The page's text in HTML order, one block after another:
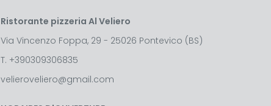
Ristorante pizzeria Al Veliero
Via Vincenzo Foppa, 29 - 25026 Pontevico (BS)
T. +390309306835
velieroveliero@gmail.com